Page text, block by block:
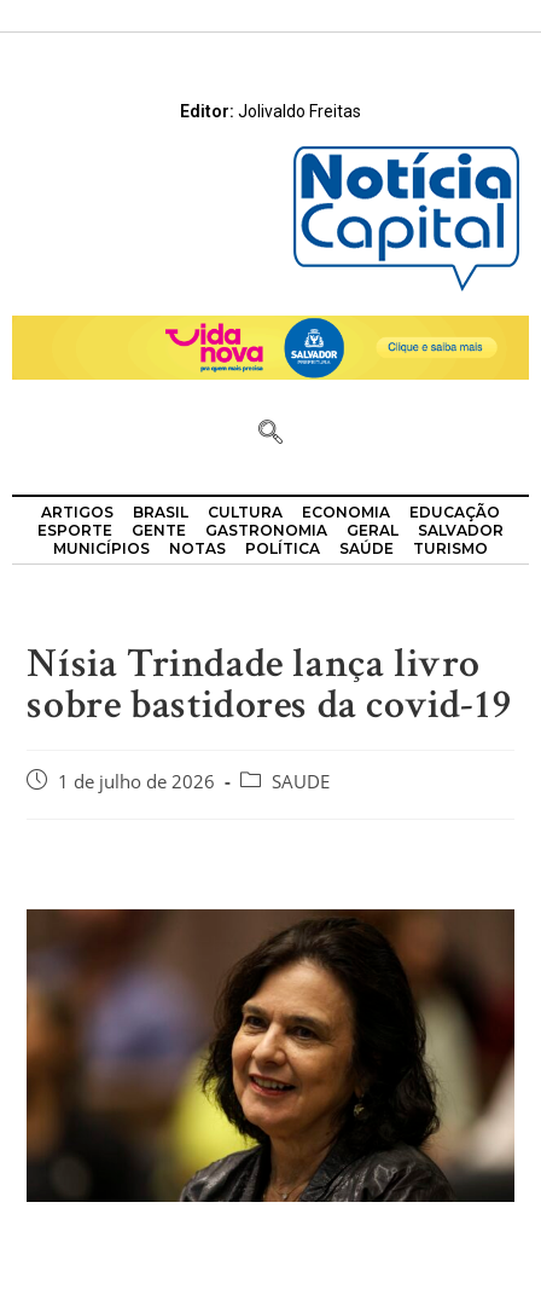
Editor: Jolivaldo Freitas
ARTIGOS BRASIL CULTURA ECONOMIA
EDUCAÇÃO
ESPORTE
GENTE GASTRONOMIA GERAL
SALVADOR
MUNICÍPIOS
NOTAS POLÍTICA SAÚDE TURISMO
Nísia Trindade lança livro
sobre bastidores da covid-19
1 de julho de 2026 SAUDE